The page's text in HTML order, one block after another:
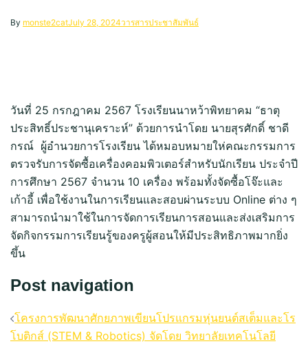
By monste2catJuly 28, 2024วารสารประชาสัมพันธ์
วันที่ 25 กรกฎาคม 2567 โรงเรียนนาหว้าพิทยาคม “ธาตุ
ประสิทธิ์ประชานุเคราะห์” ด้วยการนำโดย นายสุรศักดิ์ ชาดี
กรณ์ ผู้อำนวยการโรงเรียน ได้หมอบหมายให่คณะกรรมการ
ตรวจรับการจัดซื้อเครื่องคอมพิวเตอร์สำหรับนักเรียน ประจำปี
การศึกษา 2567 จำนวน 10 เครื่อง พร้อมทั้งจัดซื้อโจ๊ะและ
เก้าอี้ เพื่อใช้งานในการเรียนและสอบผ่านระบบ Online ต่าง ๆ
สามารถนำมาใช้ในการจัดการเรียนการสอนและส่งเสริมการ
จัดกิจกรรมการเรียนรู้ของครูผู้สอนให้มีประสิทธิภาพมากยิ่ง
ขึ้น
Post navigation
โครงการพัฒนาศักยภาพเขียนโปรแกรมหุ่นยนต์สเต็มและโร
โบติกส์ (STEM & Robotics) จัดโดย วิทยาลัยเทคโนโลยี